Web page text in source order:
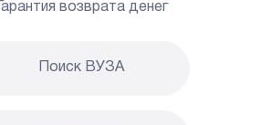
Гарантия возврата денег
Поиск ВУЗА